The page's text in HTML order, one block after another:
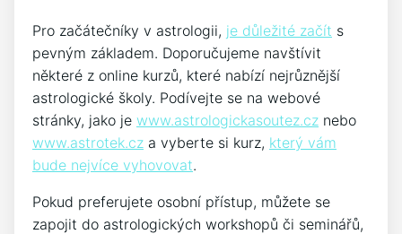
Pro začátečníky v astrologii, je důležité začít s
pevným základem. Doporučujeme navštívit
některé z online kurzů, které nabízí nejrůznější
astrologické školy. Podívejte se na webové
stránky, jako je www.astrologickasoutez.cz nebo
www.astrotek.cz a vyberte si kurz, který vám
bude nejvíce vyhovovat.
Pokud preferujete osobní přístup, můžete se
zapojit do astrologických workshopů či seminářů,